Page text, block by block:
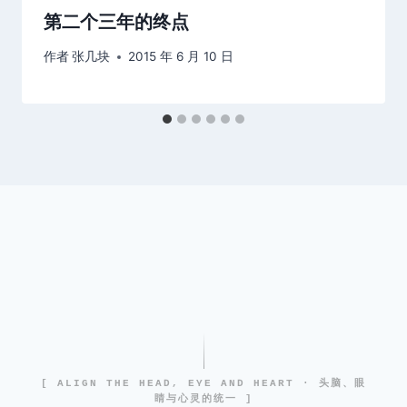
第二个三年的终点
作者张几块 2015 年 6 月 10 日
[ ALIGN THE HEAD, EYE AND HEART · 头脑、眼
睛与心灵的统一 ]